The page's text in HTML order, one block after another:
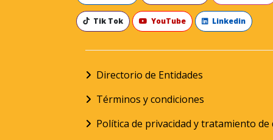
Tik Tok YouTube Linkedin
Directorio de Entidades
Términos y condiciones
Política de privacidad y tratamiento